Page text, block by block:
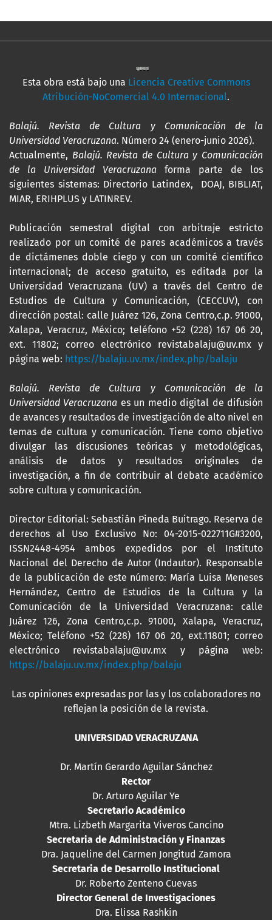
Esta obra está bajo una Licencia Creative Commons
Atribución-NoComercial 4.0 Internacional.
Balajú. Revista de Cultura y Comunicación de la
Universidad Veracruzana. Número 24 (enero-junio 2026).
Actualmente, Balajú. Revista de Cultura y Comunicación
de la Universidad Veracruzana forma parte de los
siguientes sistemas: Directorio Latindex, DOAJ, BIBLIAT,
MIAR, ERIHPLUS y LATINREV.
Publicación semestral digital con arbitraje estricto
realizado por un comité de pares académicos a través
de dictámenes doble ciego y con un comité científico
internacional; de acceso gratuito, es editada por la
Universidad Veracruzana (UV) a través del Centro de
Estudios de Cultura y Comunicación, (CECCUV), con
dirección postal: calle Juárez 126, Zona Centro,c.p. 91000,
Xalapa, Veracruz, México; teléfono +52 (228) 167 06 20,
ext. 11802; correo electrónico revistabalaju@uv.mx y
página web: https://balaju.uv.mx/index.php/balaju
Balajú. Revista de Cultura y Comunicación de la
Universidad Veracruzana es un medio digital de difusión
de avances y resultados de investigación de alto nivel en
temas de cultura y comunicación. Tiene como objetivo
divulgar las discusiones teóricas y metodológicas,
análisis de datos y resultados originales de
investigación, a fin de contribuir al debate académico
sobre cultura y comunicación.
Director Editorial: Sebastián Pineda Buitrago. Reserva de
derechos al Uso Exclusivo No: 04-2015-022711G#3200,
ISSN2448-4954 ambos expedidos por el Instituto
Nacional del Derecho de Autor (Indautor). Responsable
de la publicación de este número: María Luisa Meneses
Hernández, Centro de Estudios de la Cultura y la
Comunicación de la Universidad Veracruzana: calle
Juárez 126, Zona Centro,c.p. 91000, Xalapa, Veracruz,
México; Teléfono +52 (228) 167 06 20, ext.11801; correo
electrónico revistabalaju@uv.mx y página web:
https://balaju.uv.mx/index.php/balaju
Las opiniones expresadas por las y los colaboradores no
reflejan la posición de la revista.
UNIVERSIDAD VERACRUZANA
Dr. Martín Gerardo Aguilar Sánchez
Rector
Dr. Arturo Aguilar Ye
Secretario Académico
Mtra. Lizbeth Margarita Viveros Cancino
Secretaria de Administración y Finanzas
Dra. Jaqueline del Carmen Jongitud Zamora
Secretaria de Desarrollo Institucional
Dr. Roberto Zenteno Cuevas
Director General de Investigaciones
Dra. Elissa Rashkin